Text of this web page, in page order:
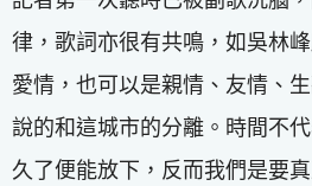
律，歌詞亦很有共鳴，如吳林
愛情，也可以是親情、友情、
說的和這城市的分離。時間不
久了便能放下，反而我們是要真